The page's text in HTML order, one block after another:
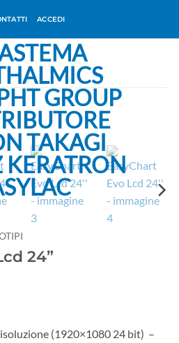
ACCEDI
24”
(1920×1080 24 bit) –